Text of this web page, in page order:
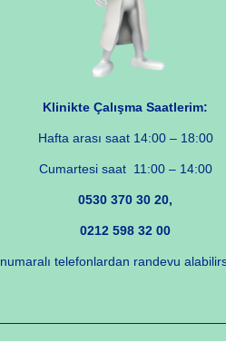
Klinikte Çalışma Saatlerim:
Hafta arası saat 14:00 – 18:00
Cumartesi saat 11:00 – 14:00
0530 370 30 20,
0212 598 32 00
numaralı telefonlardan randevu